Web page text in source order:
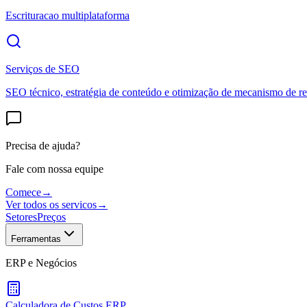
Escrituracao multiplataforma
Serviços de SEO
SEO técnico, estratégia de conteúdo e otimização de mecanismo de
Precisa de ajuda?
Fale com nossa equipe
Comece→
Ver todos os servicos→
SetoresPreços
Ferramentas
ERP e Negócios